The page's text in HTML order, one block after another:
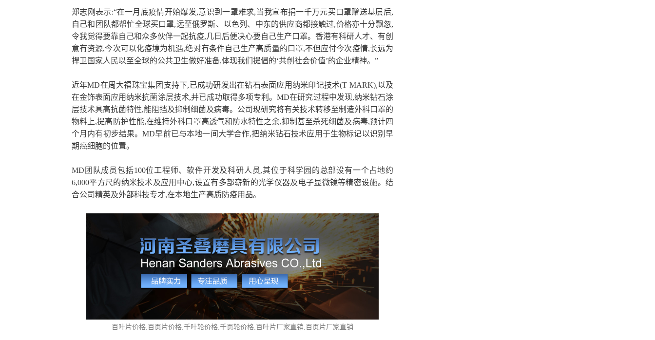
郑志刚表示:“在一月底疫情开始爆发,意识到一罩难求,当我宣布捐一千万元买口罩赠送基层后,
自己和团队都帮忙全球买口罩,远至俄罗斯、以色列、中东的供应商都接触过,价格亦十分飘忽,
令我觉得要靠自己和众多伙伴一起抗疫,几日后便决心要自己生产口罩。香港有科研人才、有创
意有资源,今次可以化疫境为机遇,绝对有条件自己生产高质量的口罩,不但应付今次疫情,长远为
捍卫国家人民以至全球的公共卫生做好准备,体现我们提倡的‘共创社会价值’的企业精神。”
近年MD在周大福珠宝集团支持下,已成功研发出在钻石表面应用纳米印记技术(T MARK),以及
在金饰表面应用纳米抗菌涂层技术,并已成功取得多项专利。MD在研究过程中发现,纳米钻石涂
层技术具高抗菌特性,能阻挡及抑制细菌及病毒。公司现研究将有关技术转移至制造外科口罩的
物料上,提高防护性能,在维持外科口罩高透气和防水特性之余,抑制甚至杀死细菌及病毒,预计四
个月内有初步结果。MD早前已与本地一间大学合作,把纳米钻石技术应用于生物标记以识别早
期癌细胞的位置。
MD团队成员包括100位工程师、软件开发及科研人员,其位于科学园的总部设有一个占地约
6,000平方尺的纳米技术及应用中心,设置有多部崭新的光学仪器及电子显微镜等精密设施。结
合公司精英及外部科技专才,在本地生产高质防疫用品。
百叶片价格,百页片价格,千叶轮价格,千页轮价格,百叶片厂家直销,百页片厂家直销